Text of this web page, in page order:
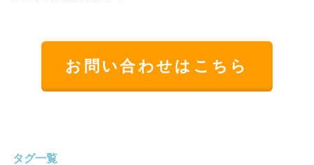
お問い合わせはこちら
タグ一覧